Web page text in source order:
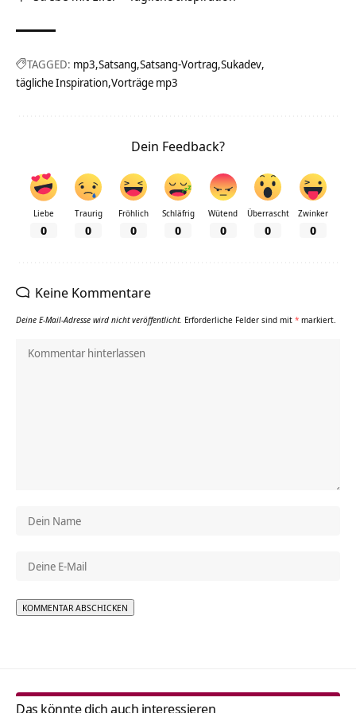
TAGGED: mp3 Satsang Satsang-Vortrag Sukadev
tägliche Inspiration Vorträge mp3
Dein Feedback?
Liebe
0
Traurig
0
Fröhlich
0
Schläfrig
0
Wütend
0
Überrascht
0
Zwinker
0
Keine Kommentare
Deine E-Mail-Adresse wird nicht veröffentlicht. Erforderliche Felder sind mit * markiert.
Das könnte dich auch interessieren